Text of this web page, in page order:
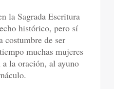
la Sagrada Escritura
histórico, pero sí
costumbre de ser
muchas mujeres
a la oración, al ayuno